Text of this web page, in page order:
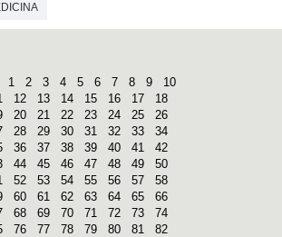
1 2 3 4 5 6 7 8 9
10
12 13 14 15 16 17
18
20 21 22 23 24 25
26
28 29 30 31 32 33
34
36 37 38 39 40 41
42
44 45 46 47 48 49
50
52 53 54 55 56 57
58
60 61 62 63 64 65
66
68 69 70 71 72 73
74
76 77 78 79 80 81
82